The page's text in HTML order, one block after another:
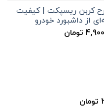
7,000,000 تومان 4,900,000 تومان
است.
کربن ریسپکت | کیفیت
از داشبورد خودرو
تومانقیمت
تومان